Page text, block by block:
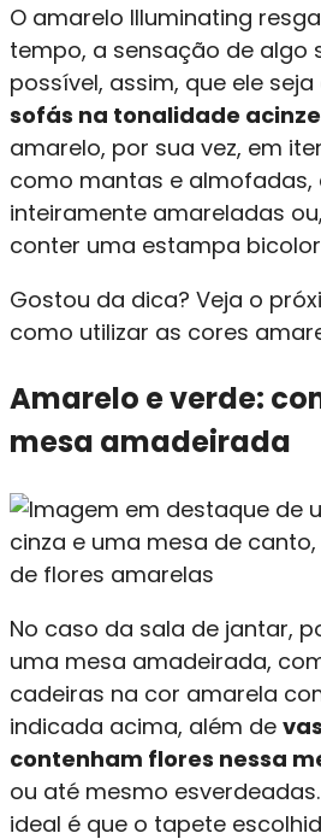
O amarelo Illuminating
tempo, a sensação de algo
possível, assim, que ele
sofás na tonalidade
amarelo, por sua vez, em
como mantas e almofadas,
inteiramente amareladas
conter uma estampa
Gostou da dica? Veja o
como utilizar as cores
Amarelo e verde:
mesa amadeirada
No caso da sala de jantar,
uma mesa amadeirada,
cadeiras na cor amarela
indicada acima, além de
contenham flores nessa
ou até mesmo
ideal é que o tapete